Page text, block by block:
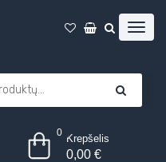
0 Krepšelis
0,00€